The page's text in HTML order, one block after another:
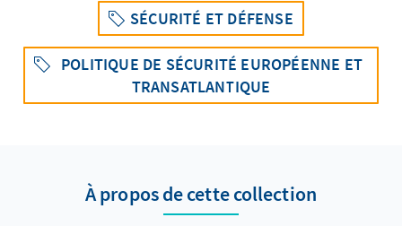
SÉCURITÉ ET DÉFENSE
POLITIQUE DE SÉCURITÉ EUROPÉENNE ET
TRANSATLANTIQUE
À propos de cette collection